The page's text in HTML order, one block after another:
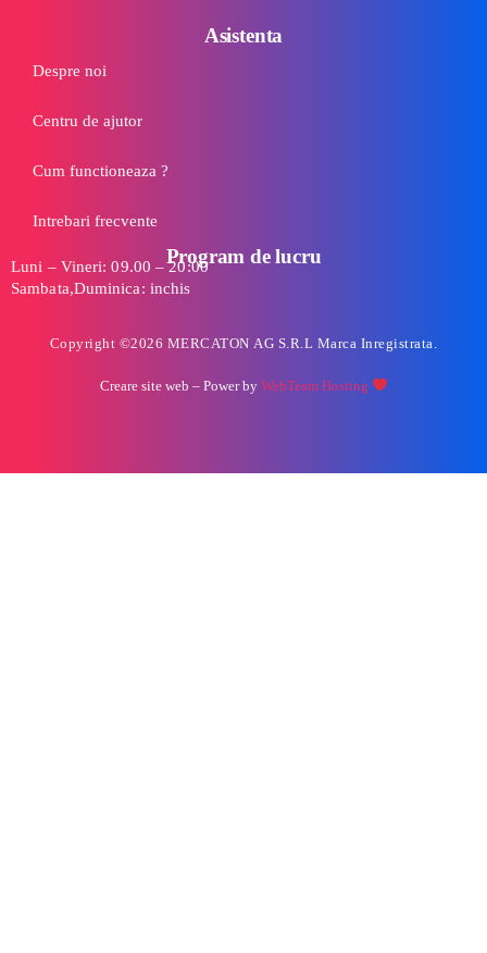
Asistenta
Despre noi
Centru de ajutor
Cum functioneaza ?
Intrebari frecvente
Program de lucru
Luni – Vineri: 09.00 – 20:00
Sambata,Duminica: inchis
Copyright ©2026 MERCATON AG S.R.L Marca Inregistrata.
Creare site web – Power by WebTeam Hosting